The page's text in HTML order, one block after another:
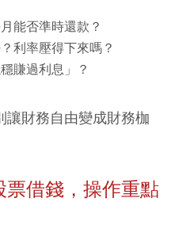
能否準時還款？
利率壓得下來嗎？
賺過利息」？
讓財務自由變成財務枷
票借錢，操作重點